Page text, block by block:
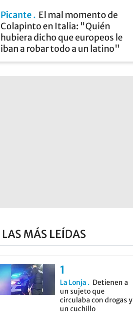
Picante
El mal momento de
Colapinto en Italia: "Quién
hubiera dicho que europeos le
iban a robar todo a un latino"
LAS MÁS LEÍDAS
La Lonja
Detienen a
un sujeto que
circulaba con drogas y
un cuchillo